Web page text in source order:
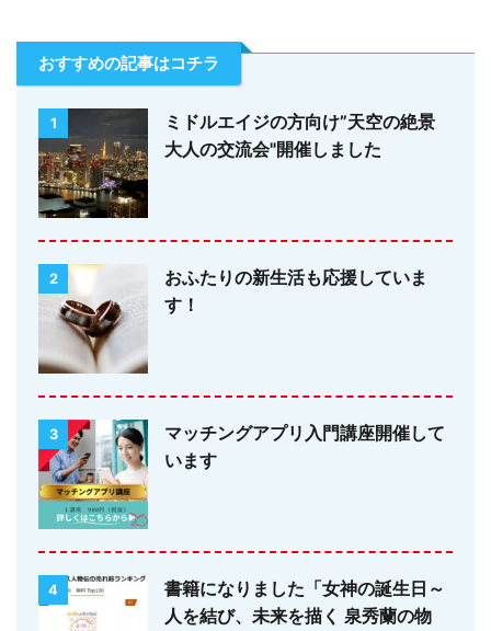
おすすめの記事はコチラ
1
ミドルエイジの方向け”天空の絶景
大人の交流会"開催しました
2
おふたりの新生活も応援していま
す！
3
マッチングアプリ入門講座開催して
います
4
書籍になりました「女神の誕生日～
人を結び、未来を描く 泉秀蘭の物